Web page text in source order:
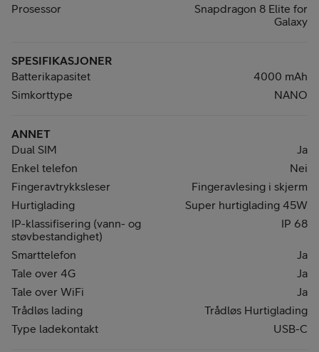
Prosessor
Snapdragon 8 Elite for
Galaxy
SPESIFIKASJONER
Batterikapasitet
4000 mAh
Simkorttype
NANO
ANNET
Dual SIM
Ja
Enkel telefon
Nei
Fingeravtrykksleser
Fingeravlesing i skjerm
Hurtiglading
Super hurtiglading 45W
IP-klassifisering (vann- og
støvbestandighet)
IP 68
Smarttelefon
Ja
Tale over 4G
Ja
Tale over WiFi
Ja
Trådløs lading
Trådløs Hurtiglading
Type ladekontakt
USB-C